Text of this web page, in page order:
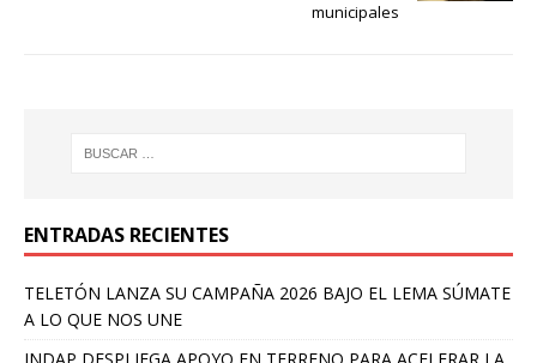
municipales
ENTRADAS RECIENTES
TELETÓN LANZA SU CAMPAÑA 2026 BAJO EL LEMA SÚMATE
A LO QUE NOS UNE